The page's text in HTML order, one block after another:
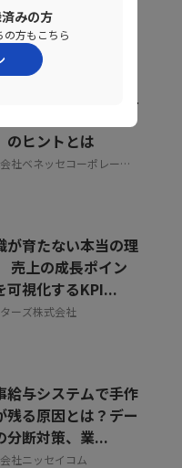
社シャノン
あげた「リスキリン
のヒントとは
社ベネッセコーポレーシ
が育たない本当の理
売上の成長ポイン
可視化するKPI...
ーズ株式会社
給与システムで手作
残る原因とは？デー
分断対策、業...
社ニッセイコム
みの方
の方もこちら